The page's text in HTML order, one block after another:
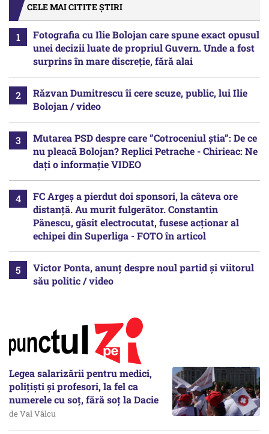
CELE MAI CITITE ȘTIRI
Fotografia cu Ilie Bolojan care spune exact opusul
unei decizii luate de propriul Guvern. Unde a fost
surprins în mare discreție, fără alai
Răzvan Dumitrescu îi cere scuze, public, lui Ilie
Bolojan / video
Mutarea PSD despre care ”Cotroceniul știa”: De ce
nu pleacă Bolojan? Replici Petrache - Chirieac: Ne
dați o informație VIDEO
FC Argeș a pierdut doi sponsori, la câteva ore
distanță. Au murit fulgerător. Constantin
Pănescu, găsit electrocutat, fusese acționar al
echipei din Superliga - FOTO în articol
Victor Ponta, anunț despre noul partid și viitorul
său politic / video
Legea salarizării pentru medici,
polițiști și profesori, la fel ca
numerele cu soț, fără soț la Dacie
de Val Vâlcu